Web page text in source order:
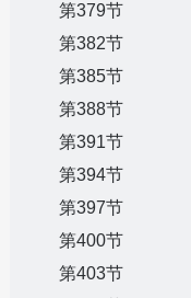
第379节
第382节
第385节
第388节
第391节
第394节
第397节
第400节
第403节